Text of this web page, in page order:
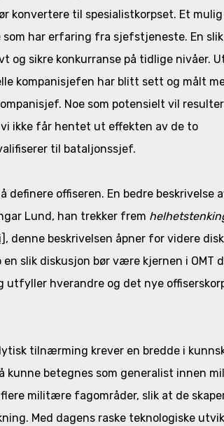
konvertere til spesialistkorpset. Et
som har erfaring fra sjefstjeneste. En
og sikre konkurranse på tidlige nivåer.
kompanisjefen har blitt sett og målt
Noe som potensielt vil
ikke får hentet ut effekten av de to
til bataljonssjef.
offiseren. En bedre beskrivelse
Lund, han trekker frem
, denne beskrivelsen åpner for videre
slik diskusjon bør være kjernen i OMT
utfyller hverandre og det nye
tilnærming krever en bredde i
kunne betegnes som generalist innen
militære fagområder, slik at de
Med dagens raske teknologiske